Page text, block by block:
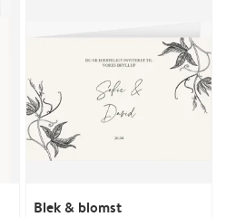
Blek & blomst